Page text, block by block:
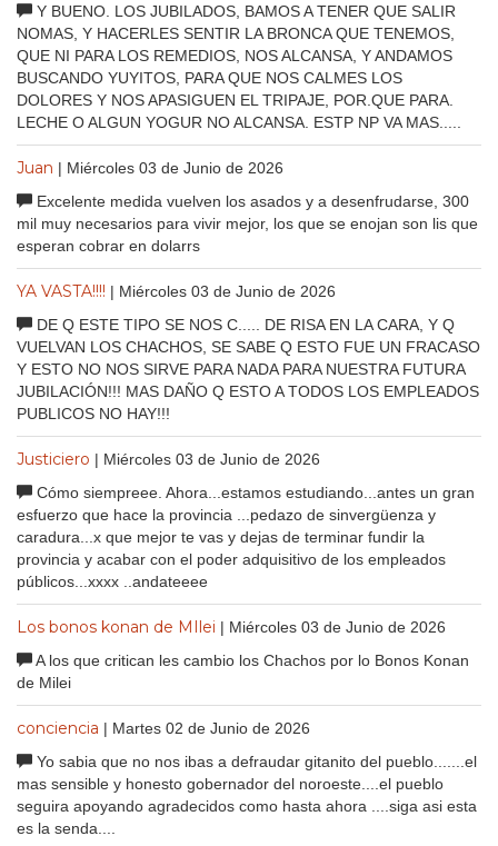
Y BUENO. LOS JUBILADOS, BAMOS A TENER QUE SALIR
NOMAS, Y HACERLES SENTIR LA BRONCA QUE TENEMOS,
QUE NI PARA LOS REMEDIOS, NOS ALCANSA, Y ANDAMOS
BUSCANDO YUYITOS, PARA QUE NOS CALMES LOS
DOLORES Y NOS APASIGUEN EL TRIPAJE, POR.QUE PARA.
LECHE O ALGUN YOGUR NO ALCANSA. ESTP NP VA MAS.....
Juan | Miércoles 03 de Junio de 2026
Excelente medida vuelven los asados y a desenfrudarse, 300
mil muy necesarios para vivir mejor, los que se enojan son lis que
esperan cobrar en dolarrs
YA VASTA!!!! | Miércoles 03 de Junio de 2026
DE Q ESTE TIPO SE NOS C..... DE RISA EN LA CARA, Y Q
VUELVAN LOS CHACHOS, SE SABE Q ESTO FUE UN FRACASO
Y ESTO NO NOS SIRVE PARA NADA PARA NUESTRA FUTURA
JUBILACIÓN!!! MAS DAÑO Q ESTO A TODOS LOS EMPLEADOS
PUBLICOS NO HAY!!!
Justiciero | Miércoles 03 de Junio de 2026
Cómo siempreee. Ahora...estamos estudiando...antes un gran
esfuerzo que hace la provincia ...pedazo de sinvergüenza y
caradura...x que mejor te vas y dejas de terminar fundir la
provincia y acabar con el poder adquisitivo de los empleados
públicos...xxxx ..andateeee
Los bonos konan de MIlei | Miércoles 03 de Junio de 2026
A los que critican les cambio los Chachos por lo Bonos Konan
de Milei
conciencia | Martes 02 de Junio de 2026
Yo sabia que no nos ibas a defraudar gitanito del pueblo.......el
mas sensible y honesto gobernador del noroeste....el pueblo
seguira apoyando agradecidos como hasta ahora ....siga asi esta
es la senda....